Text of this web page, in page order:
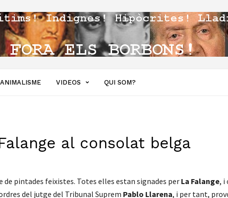
ANIMALISME VIDEOS QUI SOM?
al consolat belga
pintades feixistes. Totes elles estan signades per La Falange, i
del jutge del Tribunal Suprem Pablo Llarena, i per tant,